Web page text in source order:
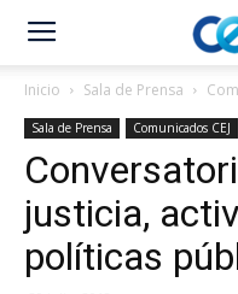
Inicio Sala de Prensa
Sala de Prensa Comunicados CEJ
justicia,
políticas